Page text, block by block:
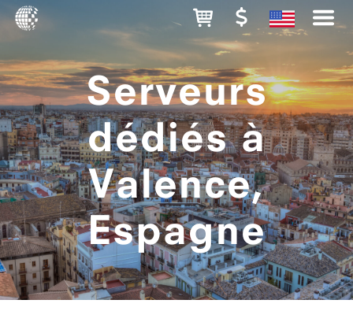
Serveurs
dédiés à
Valence,
Espagne